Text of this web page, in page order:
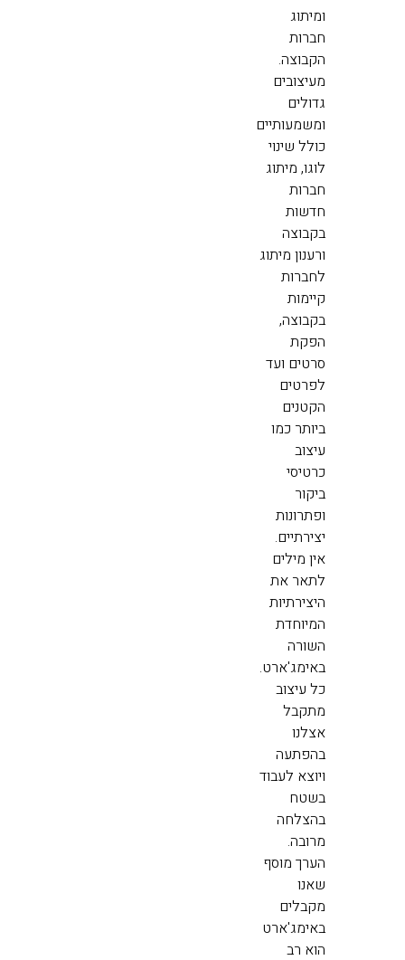
ומיתוג
חברות
הקבוצה.
מעיצובים
גדולים
ומשמעותיים
כולל שינוי
לוגו, מיתוג
חברות
חדשות
בקבוצה
ורענון מיתוג
לחברות
קיימות
בקבוצה,
הפקת
סרטים ועד
לפרטים
הקטנים
ביותר כמו
עיצוב
כרטיסי
ביקור
ופתרונות
יצירתיים.
אין מילים
לתאר את
היצירתיות
המיוחדת
השורה
באימג'ארט.
כל עיצוב
מתקבל
אצלנו
בהפתעה
ויוצא לעבוד
בשטח
בהצלחה
מרובה.
הערך מוסף
שאנו
מקבלים
באימג'ארט
הוא רב